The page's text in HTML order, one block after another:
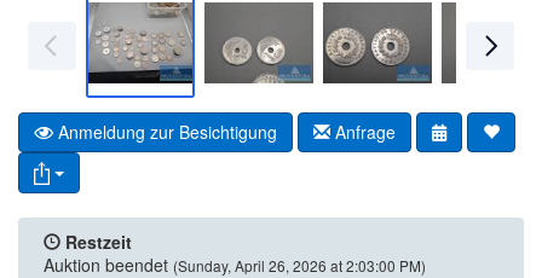
Anmeldung zur Besichtigung Anfrage
Restzeit
Auktion beendet (Sunday, April 26, 2026 at 2:03:00 PM)